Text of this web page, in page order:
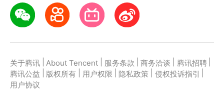
关于腾讯 About Tencent 服务条款 商务洽谈 腾讯招聘
腾讯公益
版权所有 用户权限 隐私政策 侵权投诉指引
用户协议